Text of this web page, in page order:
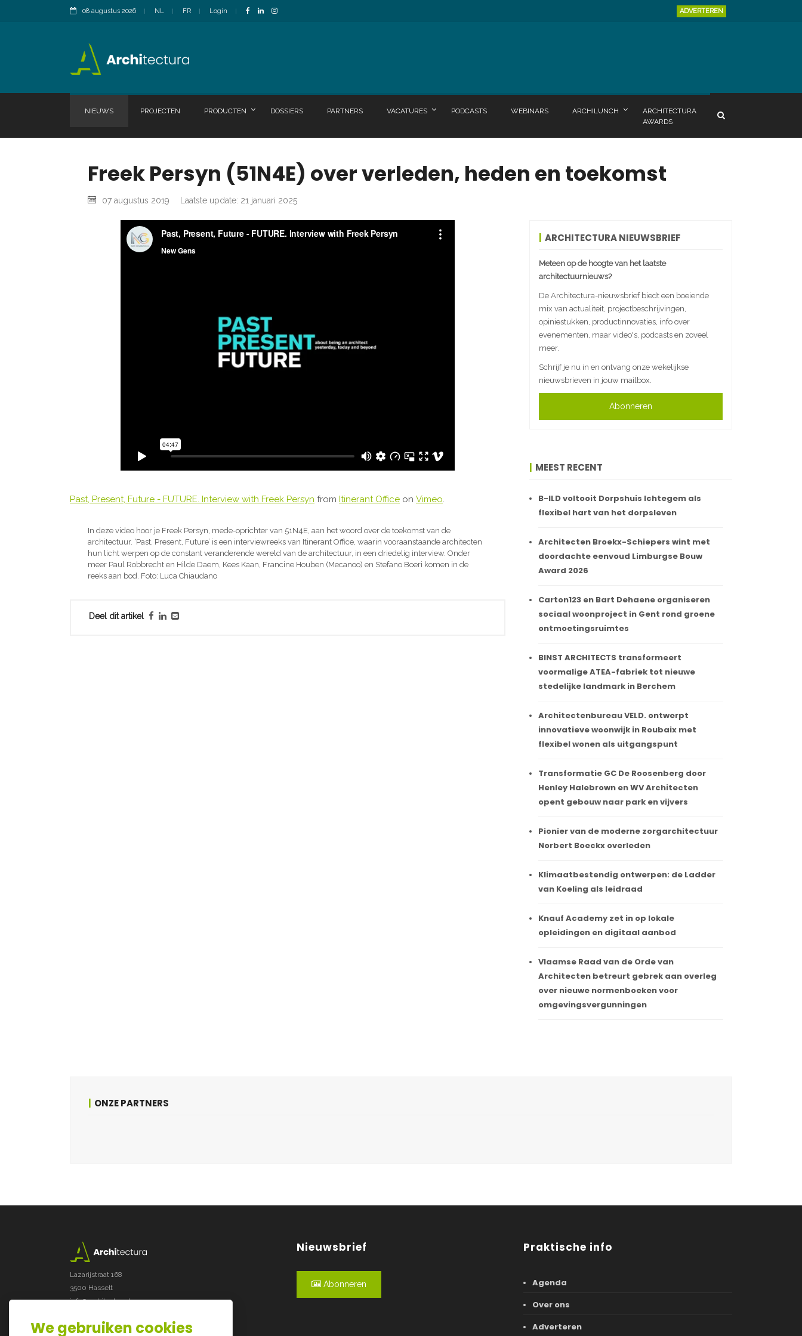
08 augustus 2026 NL FR Login ADVERTEREN
NIEUWS PROJECTEN PRODUCTEN DOSSIERS PARTNERS VACATURES PODCASTS WEBINARS ARCHILUNCH
ARCHITECTURA
AWARDS
Freek Persyn (51N4E) over verleden, heden en toekomst
07 augustus 2019 Laatste update: 21 januari 2025
Past, Present, Future - FUTURE. Interview with Freek Persyn from Itinerant Office on Vimeo.
In deze video hoor je Freek Persyn, mede-oprichter van 51N4E, aan het woord over de toekomst van de
architectuur. ‘Past, Present, Future’ is een interviewreeks van Itinerant Office, waarin vooraanstaande architecten
hun licht werpen op de constant veranderende wereld van de architectuur, in een driedelig interview. Onder
meer Paul Robbrecht en Hilde Daem, Kees Kaan, Francine Houben (Mecanoo) en Stefano Boeri komen in de
reeks aan bod. Foto: Luca Chiaudano
Deel dit artikel
ARCHITECTURA NIEUWSBRIEF
Meteen op de hoogte van het laatste
architectuurnieuws?
De Architectura-nieuwsbrief biedt een boeiende
mix van actualiteit, projectbeschrijvingen,
opiniestukken, productinnovaties, info over
evenementen, maar video's, podcasts en zoveel
meer.
Schrijf je nu in en ontvang onze wekelijkse
nieuwsbrieven in jouw mailbox.
Abonneren
MEEST RECENT
B-ILD voltooit Dorpshuis Ichtegem als
flexibel hart van het dorpsleven
Architecten Broekx-Schiepers wint met
doordachte eenvoud Limburgse Bouw
Award 2026
Carton123 en Bart Dehaene organiseren
sociaal woonproject in Gent rond groene
ontmoetingsruimtes
BINST ARCHITECTS transformeert
voormalige ATEA-fabriek tot nieuwe
stedelijke landmark in Berchem
Architectenbureau VELD. ontwerpt
innovatieve woonwijk in Roubaix met
flexibel wonen als uitgangspunt
Transformatie GC De Roosenberg door
Henley Halebrown en WV Architecten
opent gebouw naar park en vijvers
Pionier van de moderne zorgarchitectuur
Norbert Boeckx overleden
Klimaatbestendig ontwerpen: de Ladder
van Koeling als leidraad
Knauf Academy zet in op lokale
opleidingen en digitaal aanbod
Vlaamse Raad van de Orde van
Architecten betreurt gebrek aan overleg
over nieuwe normenboeken voor
omgevingsvergunningen
ONZE PARTNERS
Lazarijstraat 168
3500 Hasselt
info@architectura.be
Nieuwsbrief
Abonneren
Praktische info
Agenda
Over ons
Adverteren
We gebruiken cookies